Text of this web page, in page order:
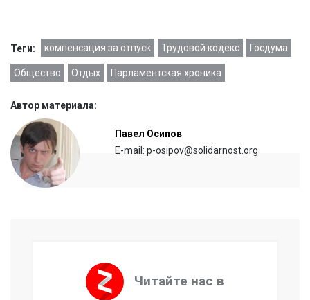
Теги: компенсация за отпуск Трудовой кодекс Госдума
Общество Отдых Парламентская хроника
Автор материала:
Павел Осипов
E-mail: p-osipov@solidarnost.org
Читайте нас в